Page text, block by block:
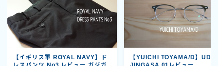
【イギリス軍 ROYAL NAVY】ド
レスパンツ No3 レビュー ガジガ
【YUICHI TOYAMA/D】UD-
JINGASA 01レビュー